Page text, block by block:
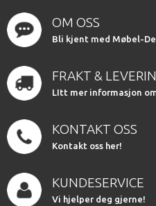
OM OSS
Bli kjent med Møbel-
FRAKT &
LItt mer informasjon
KONTAKT OSS
Kontakt oss her!
KUNDESERVICE
Vi hjelper deg gjerne!